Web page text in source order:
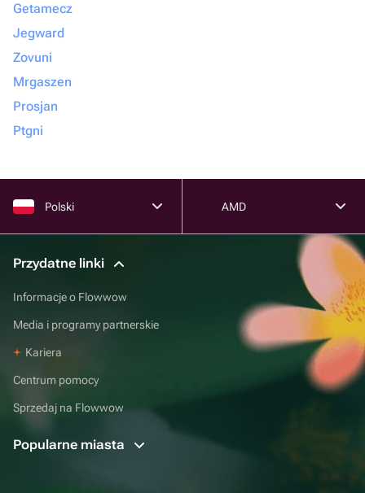
Getamecz
Jegward
Zovuni
Mrgaszen
Prosjan
Ptgni
Polski AMD
Przydatne linki
Informacje o Flowwow
Media i programy partnerskie
Kariera
Centrum pomocy
Sprzedaj na Flowwow
Popularne miasta